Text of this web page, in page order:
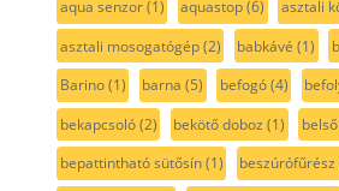
aqua senzor(1) aquastop(6) asztali
asztali mosogatógép(2) babkávé (1)
Barino(1) barna (5) befogó(4)
bekapcsoló(2) bekötő doboz (1) belső
bepattintható sütősín(1) beszúrófűrész